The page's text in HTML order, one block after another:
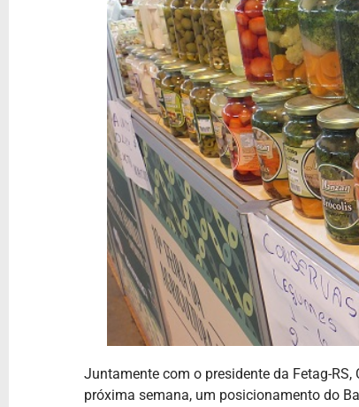
Juntamente com o presidente da Fetag-
próxima semana, um posicionamento do